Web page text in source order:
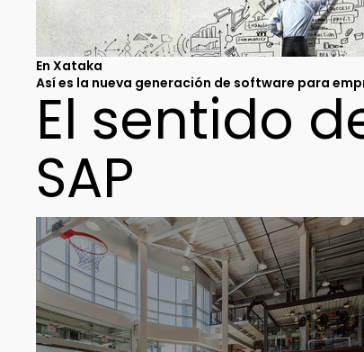
En Xataka
Así es la nueva generación de software para
El sentido
SAP